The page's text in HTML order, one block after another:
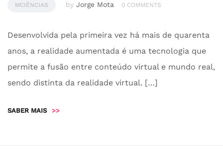
MCIÊNCIAS by Jorge Mota 0 COMMENTS
Desenvolvida pela primeira vez há mais de quarenta
anos, a realidade aumentada é uma tecnologia que
permite a fusão entre conteúdo virtual e mundo real,
sendo distinta da realidade virtual. […]
SABER MAIS >>